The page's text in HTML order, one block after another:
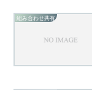
組み合わせ共有